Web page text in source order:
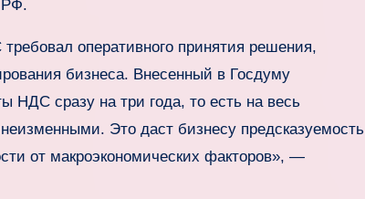
РФ.
оперативного принятия решения,
бизнеса. Внесенный в Госдуму
НДС сразу на три года, то есть на весь
Это даст бизнесу предсказуемость
от макроэкономических факторов», —